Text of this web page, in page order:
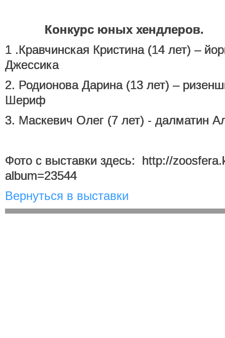
Конкурс юных хендлеров.
1 .Кравчинская Кристина (14 лет) –
Джессика
2. Родионова Дарина (13 лет) –
Шериф
3. Маскевич Олег (7 лет) - далматин
Фото с выставки здесь: http://
album=23544
Вернуться в выставки